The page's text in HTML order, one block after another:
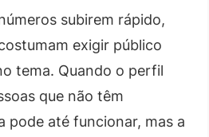
subirem rápido,
exigir público
tema. Quando o perfil
que não têm
pode até funcionar, mas a